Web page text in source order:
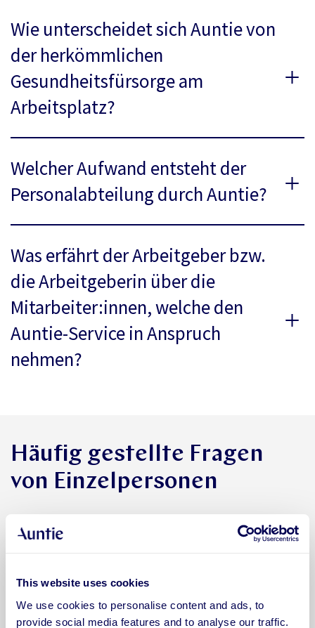
This website uses cookies
We use cookies to personalise content and ads, to
provide social media features and to analyse our traffic.
Wie unterscheidet sich Auntie von
der herkömmlichen
Gesundheitsfürsorge am
Arbeitsplatz?
Welcher Aufwand entsteht der
Personalabteilung durch Auntie?
Was erfährt der Arbeitgeber bzw.
die Arbeitgeberin über die
Mitarbeiter:innen, welche den
Auntie-Service in Anspruch
nehmen?
Häufig gestellte Fragen
von Einzelpersonen
Für wen ist Auntie?
Wie kann ich Kunde bzw. Kundin
bei Auntie werden?